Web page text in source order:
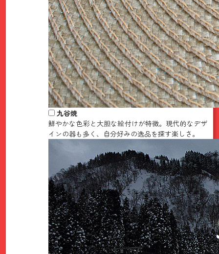
九谷焼
鮮やかな色彩と大胆な絵付けが特徴。現代的なデザ
インの器も多く、自分好みの逸品を探す楽しさ。